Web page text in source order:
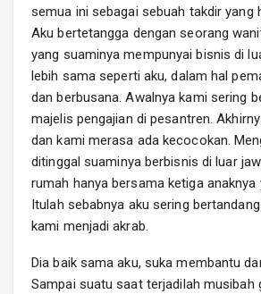
semua ini sebagai sebuah takdir yang
Aku bertetangga dengan seorang
yang suaminya mempunyai bisnis di
lebih sama seperti aku, dalam hal
dan berbusana. Awalnya kami sering
majelis pengajian di pesantren.
dan kami merasa ada kecocokan.
ditinggal suaminya berbisnis di luar
rumah hanya bersama ketiga anaknya
Itulah sebabnya aku sering
kami menjadi akrab.
Dia baik sama aku, suka membantu
Sampai suatu saat terjadilah musibah